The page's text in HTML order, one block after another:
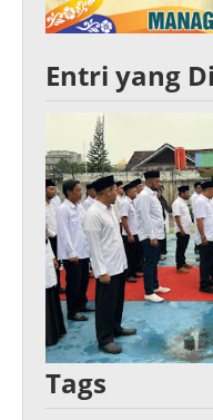
Entri yang
Tags